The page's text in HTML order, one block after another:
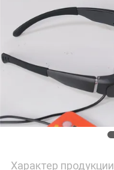
Характер продукции